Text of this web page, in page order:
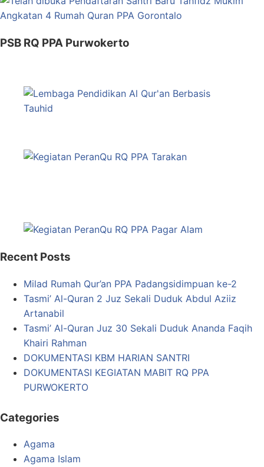
PSB RQ PPA Purwokerto
Recent Posts
Milad Rumah Qur’an PPA Padangsidimpuan ke-2
Tasmi’ Al-Quran 2 Juz Sekali Duduk Abdul Aziiz
Artanabil
Tasmi’ Al-Quran Juz 30 Sekali Duduk Ananda Faqih
Khairi Rahman
DOKUMENTASI KBM HARIAN SANTRI
DOKUMENTASI KEGIATAN MABIT RQ PPA
PURWOKERTO
Categories
Agama
Agama Islam